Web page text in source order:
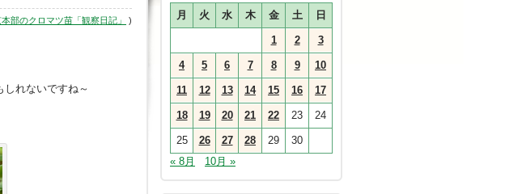
部のクロマツ苗「観察日記」 )
れないですね～
月 火 水 木 金 土 日
1 2 3
4 5 6 7 8 9 10
11 12 13 14 15 16 17
18 19 20 21 22 23 24
25 26 27 28 29
30
« 8月
10月 »